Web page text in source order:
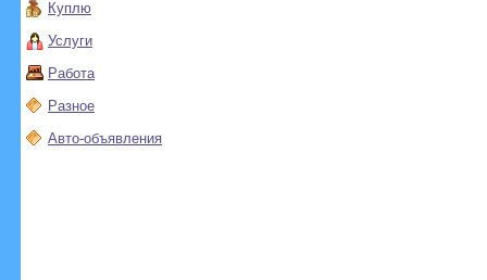
Куплю
Услуги
Работа
Разное
Авто-объявления